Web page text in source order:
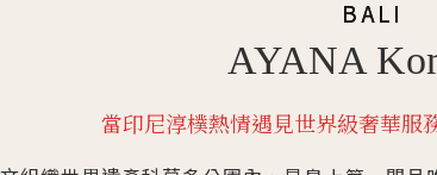
BALI
AYANA
當印尼淳樸熱情遇見世界級奢華服